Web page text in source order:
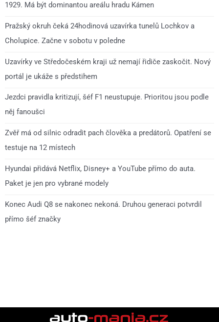
1929. Má být dominantou areálu hradu Kámen
Pražský okruh čeká 24hodinová uzavírka tunelů Lochkov a
Cholupice. Začne v sobotu v poledne
Uzavírky ve Středočeském kraji už nemají řidiče zaskočit. Nový
portál je ukáže s předstihem
Jezdci pravidla kritizují, šéf F1 neustupuje. Prioritou jsou podle
něj fanoušci
Zvěř má od silnic odradit pach člověka a predátorů. Opatření se
testuje na 12 místech
Hyundai přidává Netflix, Disney+ a YouTube přímo do auta.
Paket je jen pro vybrané modely
Konec Audi Q8 se nakonec nekoná. Druhou generaci potvrdil
přímo šéf značky